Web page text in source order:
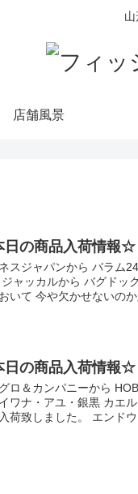
店舗風景
の商品入荷情報☆
スジャパンから バラム
ャッカルから バグドッ
いて 今や欠かせないの
の商品入荷情報☆
ロ＆カンパニーから
ワナ・アユ・銀黒 カエ
荷致しました。 エンド